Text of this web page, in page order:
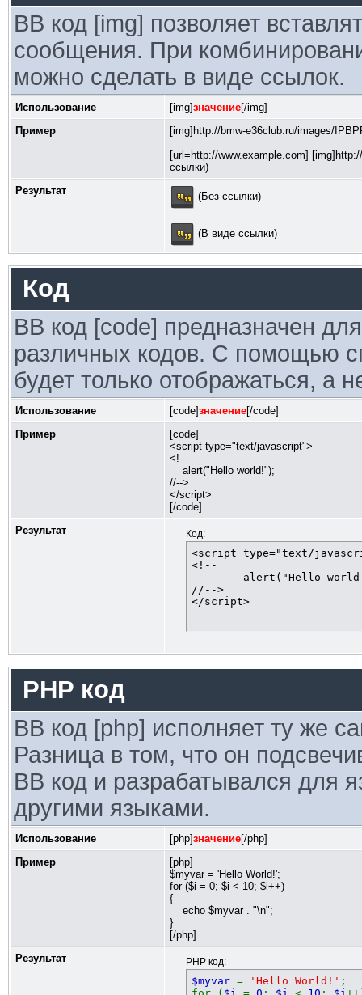
BB код [img] позволяет
сообщения. При
можно сделать в виде ссылок.
Использование [img]значение[/img]
Пример
[img]http://bmw-e36club.ru/images/
[url=http://www.example.com]
ссылки)
Результат
(Без ссылки)
(В виде ссылки)
Код
BB код [code] предназначен
различных кодов. С помощью
будет только отображаться, а
Использование [code]значение[/code]
Пример
[code]
<script type="text/javascript">
<!--
alert("Hello world!");
//-->
</script>
[/code]
Результат
Код:
<script type="text/
<!--
//-->
</script>
PHP код
BB код [php] исполняет ту же
Разница в том, что он
BB код и разрабатывался для
другими языками.
Использование [php]значение[/php]
Пример
[php]
$myvar = 'Hello World!';
for ($i = 0; $i < 10; $i++)
{
echo $myvar . "\n";
}
[/php]
Результат
PHP код:
$myvar = 'Hello World!' ;